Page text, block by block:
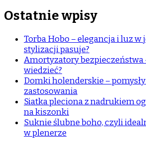
Ostatnie wpisy
Torba Hobo – elegancja i luz w
stylizacji pasuje?
Amortyzatory bezpieczeństwa
wiedzieć?
Domki holenderskie –
zastosowania
Siatka pleciona z nadrukiem
na kiszonki
Suknie ślubne boho, czyli
w plenerze